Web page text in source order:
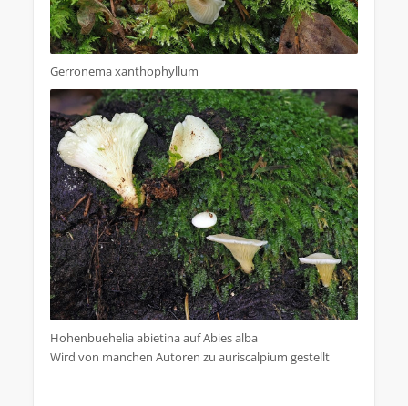
Gerronema xanthophyllum
Hohenbuehelia abietina auf Abies alba
Wird von manchen Autoren zu auriscalpium gestellt